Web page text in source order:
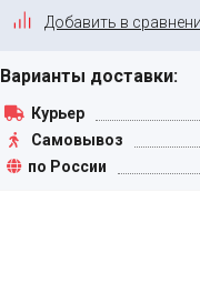
Добавить в
Варианты доставки:
Курьер
Самовывоз
по России